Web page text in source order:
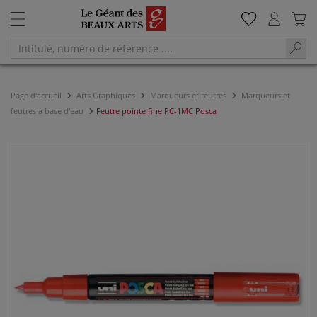
Page d'accueil Arts Graphiques Marqueurs et feutres
Marqueurs et
feutres à base d'eau
Feutre pointe fine PC-1MC Posca